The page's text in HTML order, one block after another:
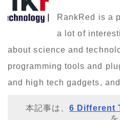
RankRed is a
a lot of
about science and
programming tools and
and high tech gadgets,
本記事は、6 Different